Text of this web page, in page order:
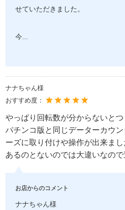
せていただきました。
今
ナナちゃん様
おすすめ度：
やっぱり回転数が分からないとつ
パチンコ版と同じデーターカウ
ーズに取り付けや操作が出来まし
あるのとないのでは大違いなので
お店からのコメント
ナナちゃん様